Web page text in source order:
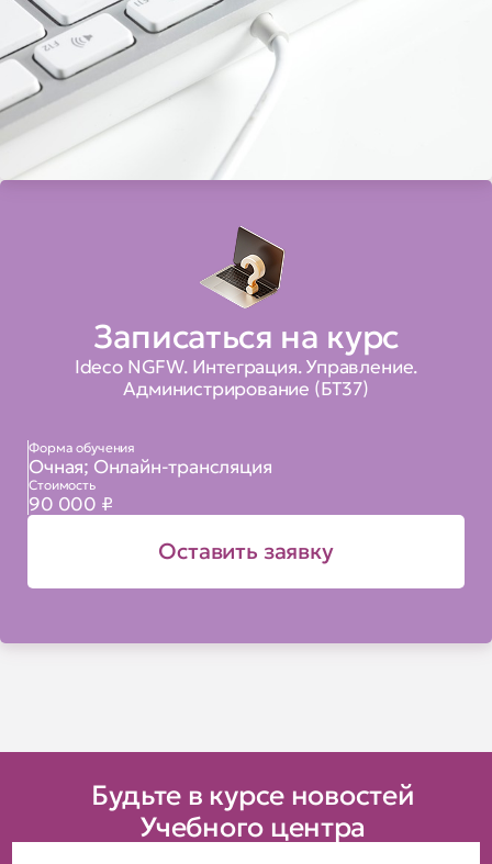
Записаться на курс
Ideco NGFW. Интеграция. Управление.
Администрирование (БТ37)
Форма обучения
Очная; Онлайн-трансляция
Стоимость
90 000 ₽
Оставить заявку
Будьте в курсе новостей
Учебного центра